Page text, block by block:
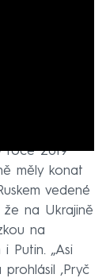
roce 2019
měly konat
vedené
na Ukrajině
na
Putin. „Asi
‚Pryč